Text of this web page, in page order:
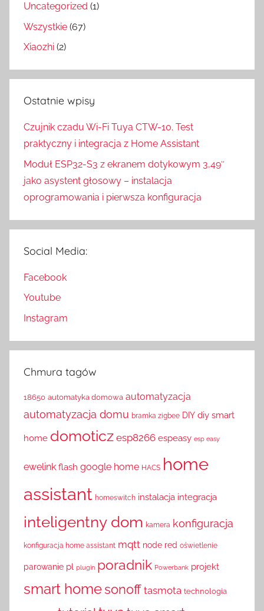
Uncategorized (1)
Wszystkie (67)
Xiaozhi (2)
Ostatnie wpisy
Czujnik czadu Wi-Fi Tuya CTW-10. Test
praktyczny i integracja z Home Assistant
Moduł ESP32-S3 z ekranem dotykowym 3,49″
jako asystent głosowy – instalacja
oprogramowania i pierwsza konfiguracja
Social Media:
Facebook
Youtube
Instagram
Chmura tagów
18650 automatyka domowa automatyzacja
automatyzacja domu bramka zigbee DIY diy smart
home domoticz esp8266 espeasy esp easy
ewelink flash google home HACS home
assistant homeswitch instalacja integracja
inteligentny dom kamera konfiguracja
konfiguracja home assistant mqtt node red oświetlenie
parowanie pl plugin poradnik Powerbank projekt
smart home sonoff tasmota technologia